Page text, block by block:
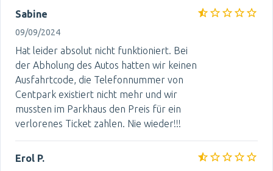
Sabine
09/09/2024
Hat leider absolut nicht funktioniert. Bei
der Abholung des Autos hatten wir keinen
Ausfahrtcode, die Telefonnummer von
Centpark existiert nicht mehr und wir
mussten im Parkhaus den Preis für ein
verlorenes Ticket zahlen. Nie wieder!!!
Erol P.